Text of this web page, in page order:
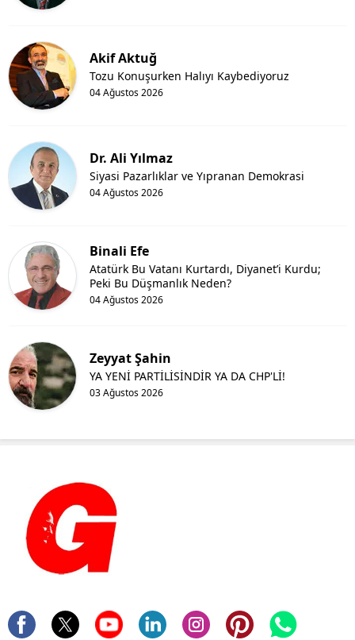
Akif Aktuğ
04 Ağustos 2026
Tozu Konuşurken Halıyı Kaybediyoruz
Dr. Ali Yılmaz
04 Ağustos 2026
Siyasi Pazarlıklar ve Yıpranan Demokrasi
Binali Efe
04 Ağustos 2026
Atatürk Bu Vatanı Kurtardı, Diyanet’i Kurdu;
Peki Bu Düşmanlık Neden?
Zeyyat Şahin
03 Ağustos 2026
YA YENİ PARTİLİSİNDİR YA DA CHP'Lİ!